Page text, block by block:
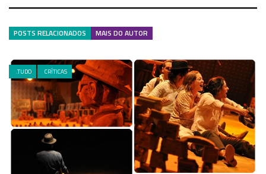
POSTS RELACIONADOS MAIS DO AUTOR
.TUDO CRÍTICAS